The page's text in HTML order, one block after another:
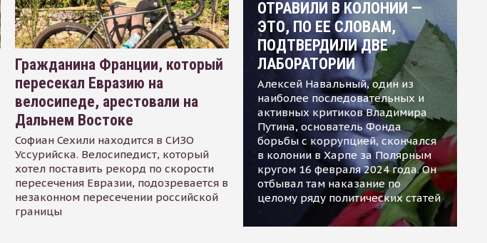
Гражданина Франции, который
пересекал Евразию на
велосипеде, арестовали на
Дальнем Востоке
Софиан Сехили находится в СИЗО
Уссурийска. Велосипедист, который
хотел поставить рекорд по скорости
пересечения Евразии, подозревается в
незаконном пересечении российской
границы
ОТРАВИЛИ В КОЛОНИИ —
ЭТО, ПО ЕЕ СЛОВАМ,
ПОДТВЕРДИЛИ ДВЕ
ЛАБОРАТОРИИ
Алексей Навальный, один из
наиболее последовательных и
активных критиков Владимира
Путина, основатель Фонда
борьбы с коррупцией, скончался
в колонии в Харпе за Полярным
кругом 16 февраля 2024 года. Он
отбывал там наказание по
целому ряду политических статей